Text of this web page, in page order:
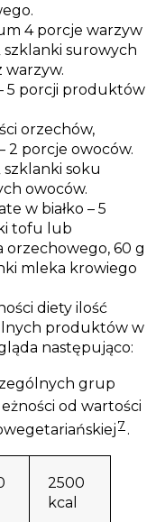
4 porcje warzyw
surowych
warzyw.
5 porcji produktów
orzechów,
2 porcje owoców.
soku
owoców.
w białko – 5
tofu lub
orzechowego, 60 g
mleka krowiego
diety ilość
produktów w
następująco:
grup
od wartości
7 .
2500
kcal